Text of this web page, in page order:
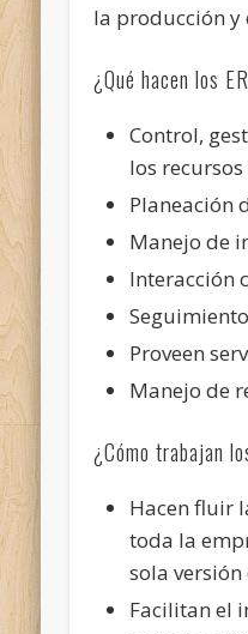
la producción
¿Qué hacen los
Control,
los
Planeación
Manejo de
Interacción
Proveen
Manejo de
¿Cómo trabajan
Hacen fluir
toda la
sola
Facilitan el